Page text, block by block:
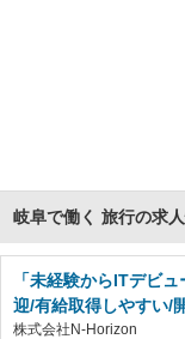
岐阜で働く 旅行の求
「未経験からITデビ
迎/有給取得しやすい/
株式会社N-Horizon